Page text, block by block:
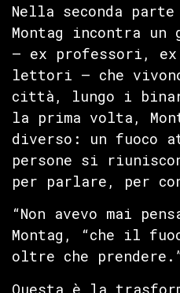
Nella seconda parte
Montag incontra un
— ex professori,
lettori — che
città, lungo i
la prima volta,
diverso: un fuoco
persone si
per parlare, per
“Non avevo mai
Montag, “che il
oltre che
Questa è la